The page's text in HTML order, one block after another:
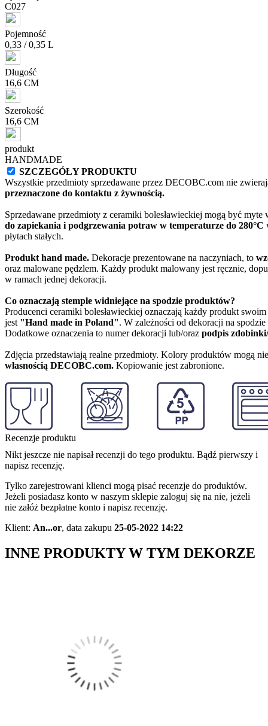
C027
Pojemność
0,33 / 0,35 L
Długość
16,6 CM
Szerokość
16,6 CM
produkt
HANDMADE
SZCZEGÓŁY PRODUKTU
Wszystkie przedmioty sprzedawane przez DECOBC.com nie
przeznaczone do kontaktu z żywnością.
Sprzedawane przedmioty z ceramiki bolesławieckiej mogą być
do zapiekania i podgrzewania potraw w temperaturze do 280°C
płytach stałych.
Produkt hand made. Dekoracje prezentowane na naczyniach, to
oraz malowane pędzlem. Każdy produkt malowany jest ręcznie,
w ramach jednej dekoracji.
Co oznaczają stemple widniejące na spodzie produktów?
Producenci ceramiki bolesławieckiej oznaczają każdy produkt swoim
jest "Hand made in Poland". W zależności od dekoracji na
Dodatkowe oznaczenia to numer dekoracji lub/oraz podpis
Zdjęcia przedstawiają realne przedmioty. Kolory produktów mogą
własnością DECOBC.com. Kopiowanie jest zabronione.
Recenzje produktu
Nikt jeszcze nie napisał recenzji do tego produktu. Bądź pierwszy i
napisz recenzję.
Tylko zarejestrowani klienci mogą pisać recenzje do produktów.
Jeżeli posiadasz konto w naszym sklepie zaloguj się na nie, jeżeli
nie załóż bezpłatne konto i napisz recenzję.
Klient: An...or, data zakupu 25-05-2022 14:22
INNE PRODUKTY W TYM DEKORZE